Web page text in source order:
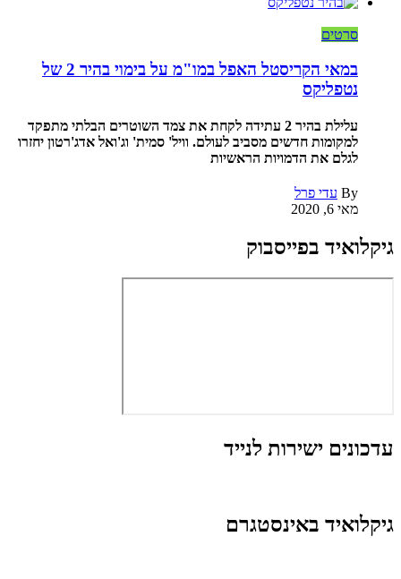
סרטים
במאי הקריסטל האפל במו"מ על בימוי בהיר 2 של
נטפליקס
עלילת בהיר 2 עתידה לקחת את צמד השוטרים הבלתי מתפקד
למקומות חדשים מסביב לעולם. וויל' סמית' וג'ואל אדג'רטון יחזרו
לגלם את הדמויות הראשיות
By עדי פרל
מאי 6, 2020
גיקלואיד בפייסבוק
עדכונים ישירות לנייד
גיקלואיד באינסטגרם